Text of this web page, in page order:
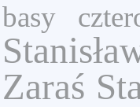
basy
Zaraś